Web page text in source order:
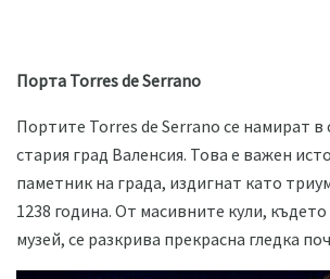
Порта Torres de Serrano
Портите Torres de Serrano се намират в
стария град Валенсия. Това е важен
паметник на града, издигнат като
1238 година. От масивните кули, където
музей, се разкрива прекрасна гледка